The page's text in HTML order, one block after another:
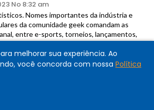
No 8:32 am
Nomes importantes da indústria e
da comunidade geek comandam as
entre e-sports, torneios, lançamentos,
melhorar sua experiência. Ao
você concorda com nossa Política